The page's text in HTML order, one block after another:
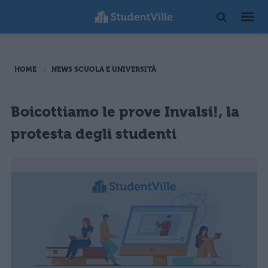
HOME NEWS SCUOLA E UNIVERSITÀ
Boicottiamo le prove Invalsi!, la
protesta degli studenti